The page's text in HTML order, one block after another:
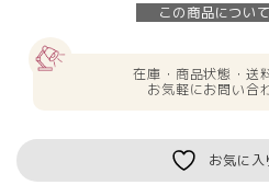
リ
ー
この商品につい
在庫・商品状態・送
お気軽にお問い合
お気に入